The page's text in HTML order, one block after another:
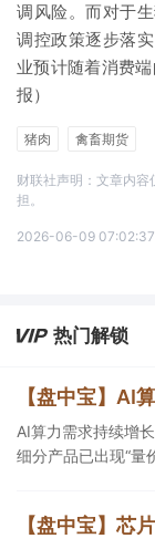
调风险。而对于
调控政策逐步落
业预计随着消费
报）
猪肉 禽畜期货
财联社声明：文章内
担。
2026-06-09 07:02:37
热门解锁
AI算力需求持续增
细分产品已出现“量